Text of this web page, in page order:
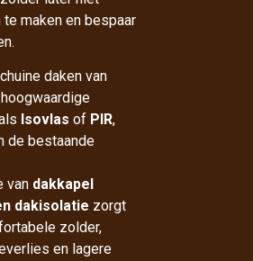
maken en bespaar
daken van
Isovlas of PIR,
de bestaande
van dakkapel
dakisolatie zorgt
zolder,
en lagere